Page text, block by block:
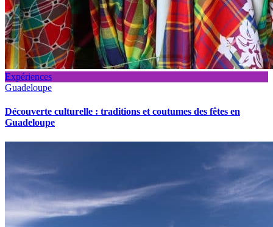
Expériences
Guadeloupe
Découverte culturelle : traditions et coutumes des fêtes en
Guadeloupe